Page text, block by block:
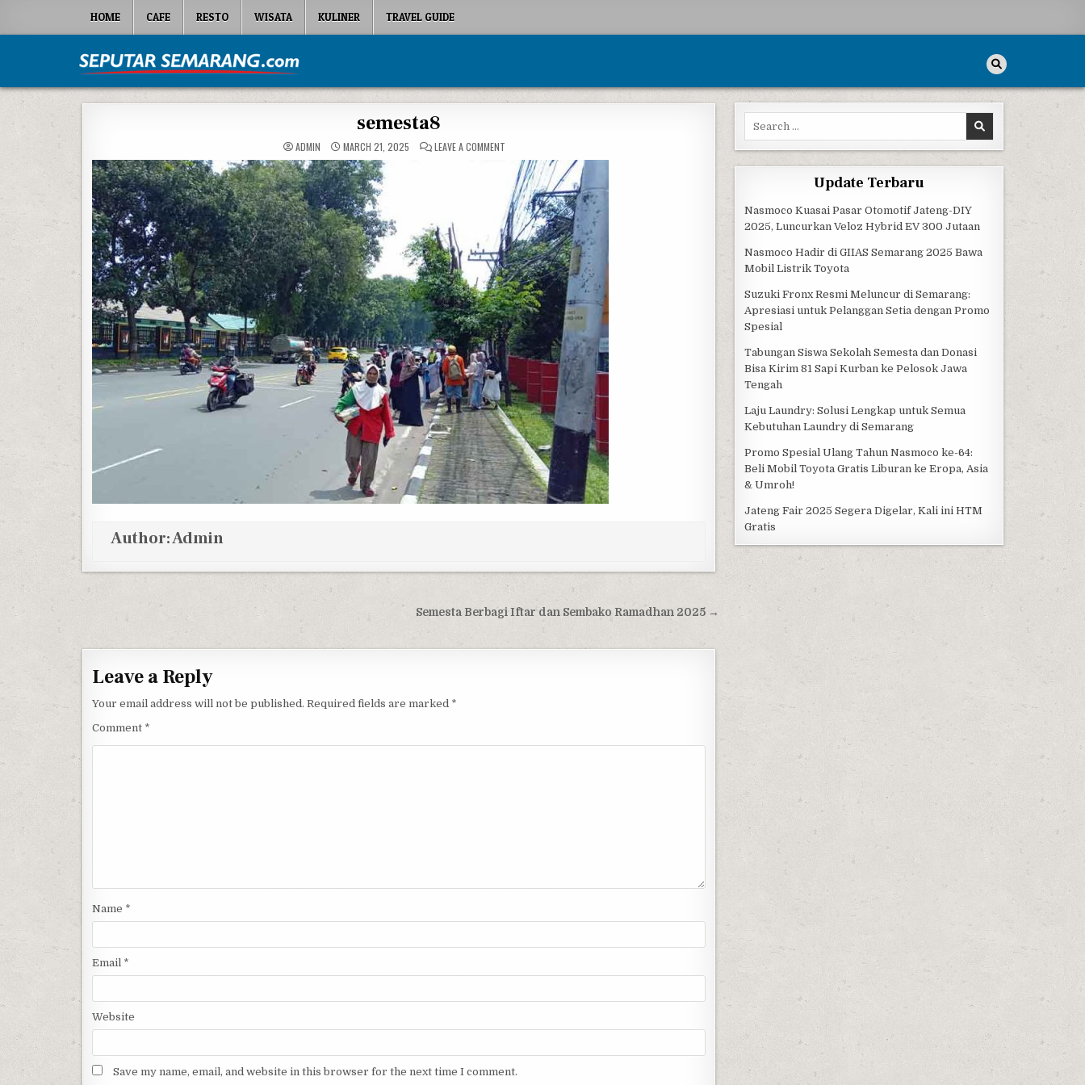
HOME CAFE RESTO WISATA KULINER TRAVEL GUIDE
Seputar Semarang
semesta8
ADMIN MARCH 21, 2025 LEAVE A COMMENT
Author:Admin
Post navigation Semesta Berbagi Iftar dan Sembako Ramadhan 2025 →
Leave a Reply
Your email address will not be published. Required fields are marked *
Comment *
Name *
Email *
Website
Save my name, email, and website in this browser for the next time I comment.
Search for:
Update Terbaru
Nasmoco Kuasai Pasar Otomotif Jateng-DIY
2025, Luncurkan Veloz Hybrid EV 300 Jutaan
Nasmoco Hadir di GIIAS Semarang 2025 Bawa
Mobil Listrik Toyota
Suzuki Fronx Resmi Meluncur di Semarang:
Apresiasi untuk Pelanggan Setia dengan Promo
Spesial
Tabungan Siswa Sekolah Semesta dan Donasi
Bisa Kirim 81 Sapi Kurban ke Pelosok Jawa
Tengah
Laju Laundry: Solusi Lengkap untuk Semua
Kebutuhan Laundry di Semarang
Promo Spesial Ulang Tahun Nasmoco ke-64:
Beli Mobil Toyota Gratis Liburan ke Eropa, Asia
& Umroh!
Jateng Fair 2025 Segera Digelar, Kali ini HTM
Gratis